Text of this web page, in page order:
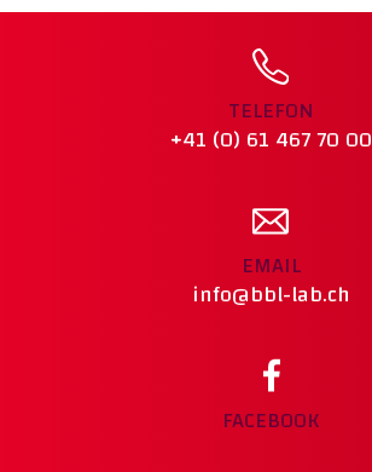
TELEFON
+41 (0) 61 467 70 00
EMAIL
info@bbl-lab.ch
FACEBOOK